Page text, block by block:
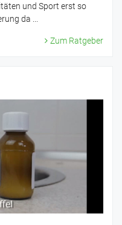
und Sport erst so
da ...
Zum Ratgeber